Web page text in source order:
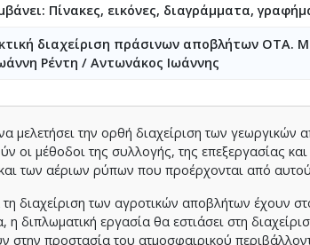
Πίνακες, εικόνες, διαγράμματα,
διαχείριση πράσινων αποβλήτων ΟΤΑ.
Ρέντη / Αντωνάκος Ιωάννης
μελετήσει την ορθή διαχείριση των γεωργικών
οι μέθοδοι της συλλογής, της επεξεργασίας και
των αέριων ρύπων που προέρχονται από
διαχείριση των αγροτικών αποβλήτων έχουν
η διπλωματική εργασία θα εστιάσει στη
στην προστασία του ατμοσφαιρικού